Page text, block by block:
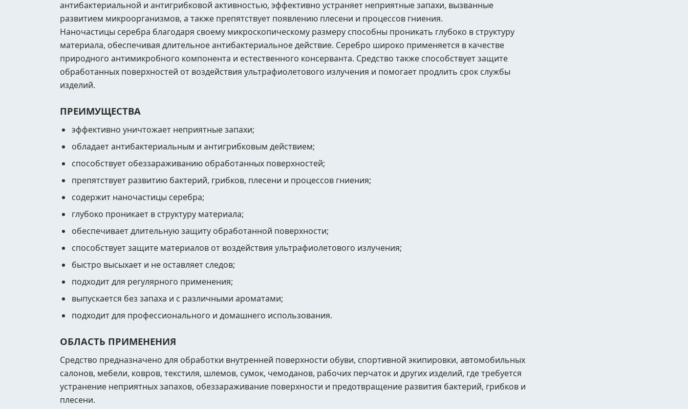
антибактериальной и антигрибковой активностью, эффективно устраняет неприятные запахи, вызванные
развитием микроорганизмов, а также препятствует появлению плесени и процессов гниения.
Наночастицы серебра благодаря своему микроскопическому размеру способны проникать глубоко в структуру
материала, обеспечивая длительное антибактериальное действие. Серебро широко применяется в качестве
природного антимикробного компонента и естественного консерванта. Средство также способствует защите
обработанных поверхностей от воздействия ультрафиолетового излучения и помогает продлить срок службы
изделий.
ПРЕИМУЩЕСТВА
эффективно уничтожает неприятные запахи;
обладает антибактериальным и антигрибковым действием;
способствует обеззараживанию обработанных поверхностей;
препятствует развитию бактерий, грибков, плесени и процессов гниения;
содержит наночастицы серебра;
глубоко проникает в структуру материала;
обеспечивает длительную защиту обработанной поверхности;
способствует защите материалов от воздействия ультрафиолетового излучения;
быстро высыхает и не оставляет следов;
подходит для регулярного применения;
выпускается без запаха и с различными ароматами;
подходит для профессионального и домашнего использования.
ОБЛАСТЬ ПРИМЕНЕНИЯ
Средство предназначено для обработки внутренней поверхности обуви, спортивной экипировки, автомобильных
салонов, мебели, ковров, текстиля, шлемов, сумок, чемоданов, рабочих перчаток и других изделий, где требуется
устранение неприятных запахов, обеззараживание поверхности и предотвращение развития бактерий, грибков и
плесени.